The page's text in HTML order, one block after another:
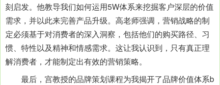
刻启发。他教导我们如何运用5W体系来挖掘客户深层的价值
需求，并以此来完善产品升级。高老师强调，营销战略的制
定必须基于对消费者的深入洞察，包括他们的购买路径、习
惯、特性以及精神和情感需求。这让我认识到，只有真正理
解消费者，才能制定出有效的营销策略。
最后，宫教授的品牌策划课程为我揭开了品牌价值体系b